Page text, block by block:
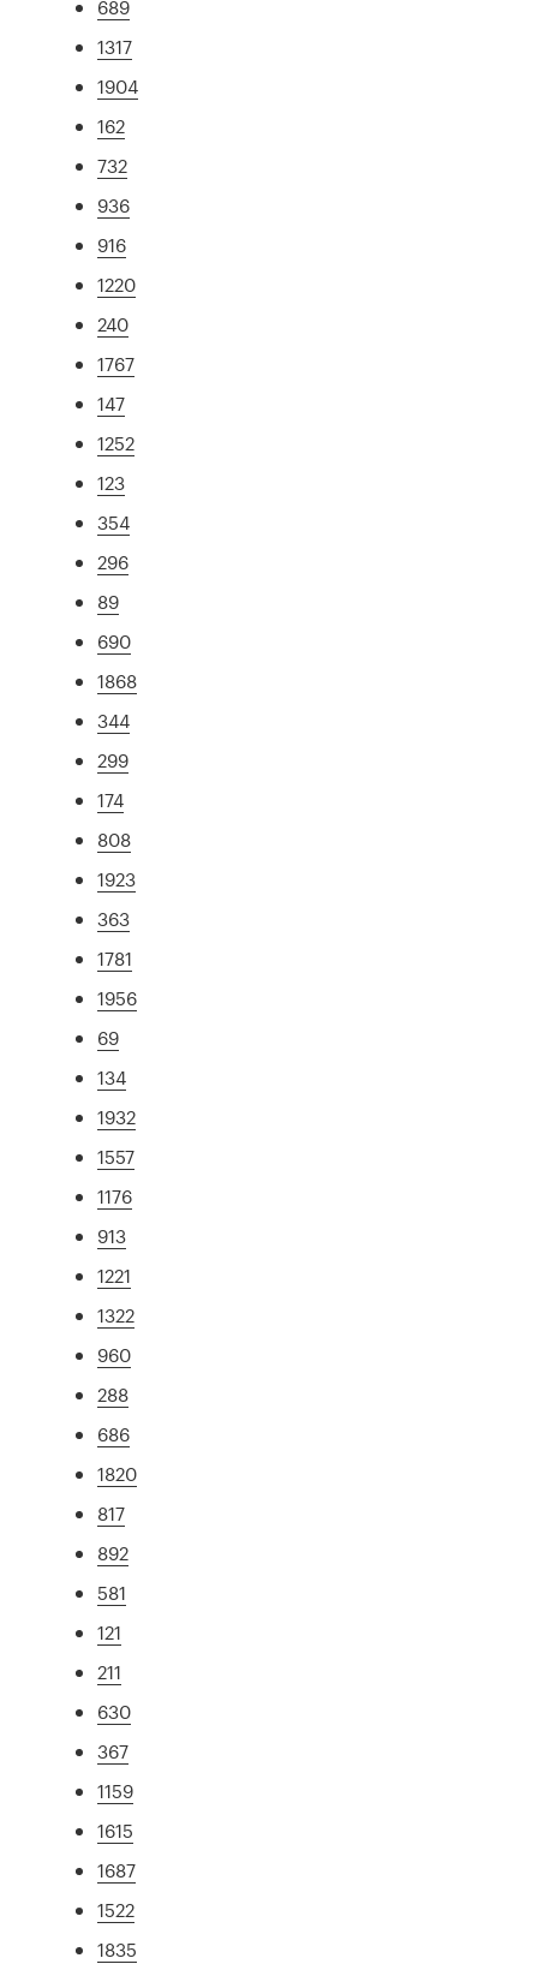
689
1317
1904
162
732
936
916
1220
240
1767
147
1252
123
354
296
89
690
1868
344
299
174
808
1923
363
1781
1956
69
134
1932
1557
1176
913
1221
1322
960
288
686
1820
817
892
581
121
211
630
367
1159
1615
1687
1522
1835